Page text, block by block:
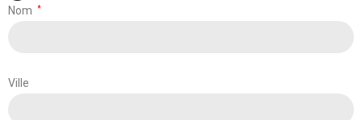
Nom
*
Ville